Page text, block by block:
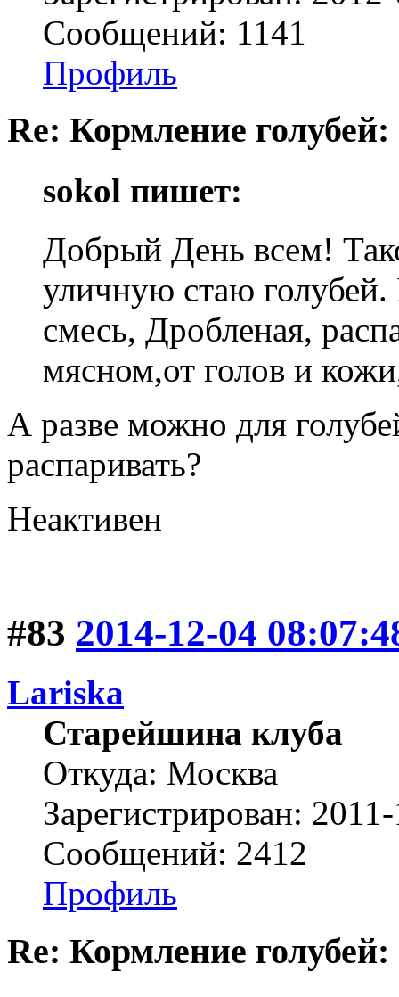
Сообщений: 1141
Профиль
Re: Кормление
sokol пишет:
Добрый День всем!
уличную стаю
смесь, Дробленая,
мясном,от голов и
А разве можно для
распаривать?
Неактивен
#83 2014-12-04
Lariska
Старейшина клуба
Откуда: Москва
Зарегистрирован:
Сообщений: 2412
Профиль
Re: Кормление